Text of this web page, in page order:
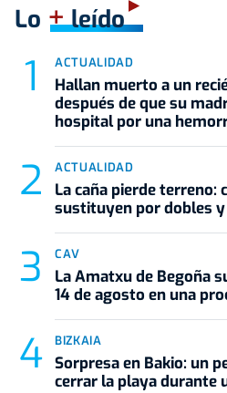
Lo +leído
ACTUALIDAD
Hallan muerto a un
después de que su
hospital por una
ACTUALIDAD
La caña pierde terreno:
sustituyen por dobles
CAV
La Amatxu de Begoña
14 de agosto en una
BIZKAIA
Sorpresa en Bakio: un
cerrar la playa durante